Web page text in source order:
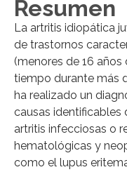
Resumen
La artritis idiopática
de trastornos
(menores de 16 años
tiempo durante más
ha realizado un
causas identificables
artritis infecciosas o
hematológicas y
como el lupus